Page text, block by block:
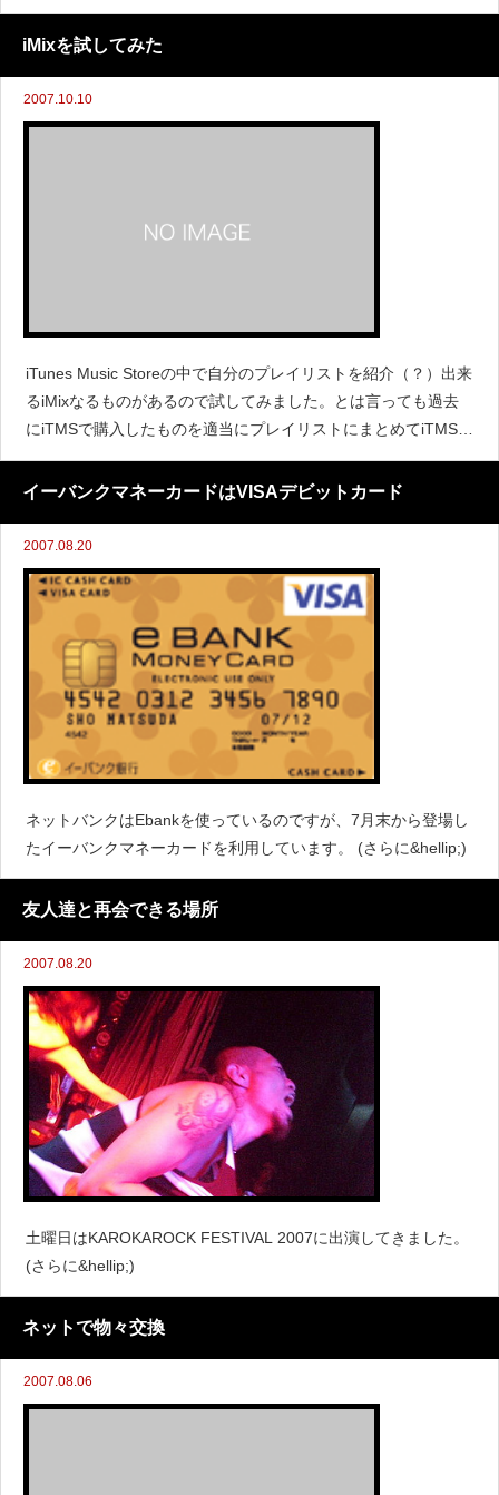
にドメインの更新、レンタルサーバーの更新、そしてFlickrの有
料サービスにも申し込みました。「このBlogはお
iMixを試してみた
2007.10.10
iTunes Music Storeの中で自分のプレイリストを紹介（？）出来
るiMixなるものがあるので試してみました。とは言っても過去
にiTMSで購入したものを適当にプレイリストにまとめてiTMSに
アップしただけなのですが。。。時間があれば今度しっかりし
たものを作成してみたいと思います。i
イーバンクマネーカードはVISAデビットカード
2007.08.20
ネットバンクはEbankを使っているのですが、7月末から登場し
たイーバンクマネーカードを利用しています。 (さらに&hellip;)
友人達と再会できる場所
2007.08.20
土曜日はKAROKAROCK FESTIVAL 2007に出演してきました。
(さらに&hellip;)
ネットで物々交換
2007.08.06